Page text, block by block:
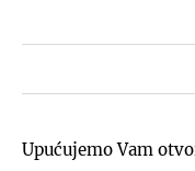
Upućujemo Vam